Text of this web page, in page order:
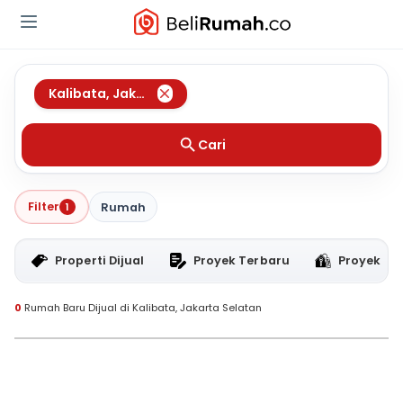
Kalibata, Jakarta Selatan
Cari
Filter 1 Rumah
Properti Dijual Proyek Terbaru Proyek
0 Rumah Baru Dijual di Kalibata, Jakarta Selatan